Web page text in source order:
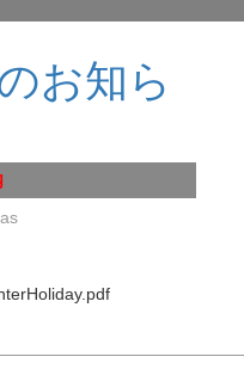
お知ら